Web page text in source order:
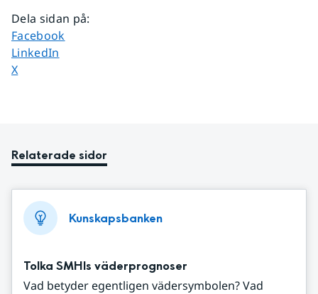
Dela sidan på:
Dela sidan på
Facebook
Dela sidan på
LinkedIn
Dela sidan på
X
Relaterade sidor
Kunskapsbanken
Tolka SMHIs väderprognoser
Vad betyder egentligen vädersymbolen? Vad